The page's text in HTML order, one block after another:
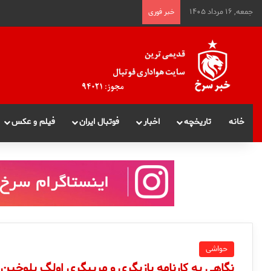
جمعه, ۱۶ مرداد ۱۴۰۵ خبر فوری
خانه تاریخچه اخبار فوتبال ایران فیلم و عکس
حواشی